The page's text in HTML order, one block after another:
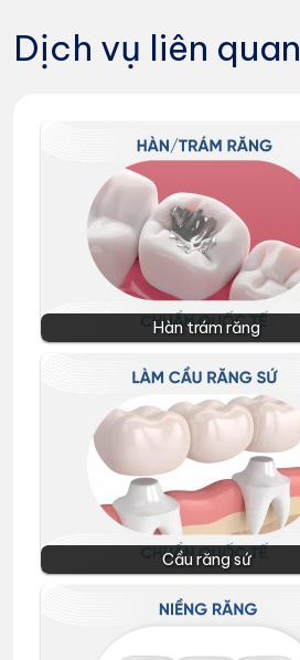
Dịch vụ liên quan
Hàn trám răng
Cầu răng sứ